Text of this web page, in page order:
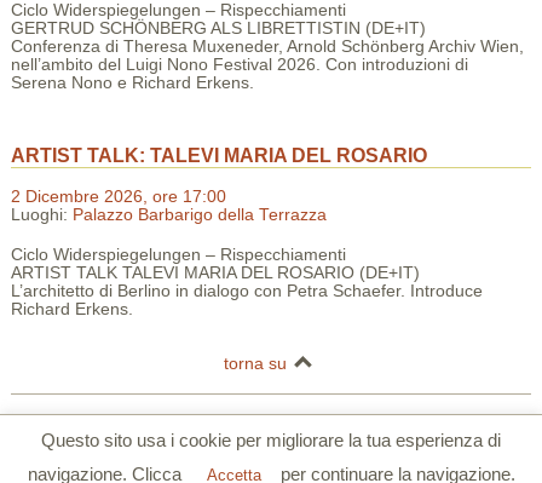
Ciclo Widerspiegelungen – Rispecchiamenti
GERTRUD SCHÖNBERG ALS LIBRETTISTIN (DE+IT)
Conferenza di Theresa Muxeneder, Arnold Schönberg Archiv Wien,
nell’ambito del Luigi Nono Festival 2026. Con introduzioni di
Serena Nono e Richard Erkens.
ARTIST TALK: TALEVI MARIA DEL ROSARIO
2 Dicembre 2026, ore 17:00
Luoghi: Palazzo Barbarigo della Terrazza
Ciclo Widerspiegelungen – Rispecchiamenti
ARTIST TALK TALEVI MARIA DEL ROSARIO (DE+IT)
L’architetto di Berlino in dialogo con Petra Schaefer. Introduce
Richard Erkens.
torna su
S.Polo 2765/a Calle Corner 30125 Venezia
Tel. 0039 041 5206355 | Fax. 0039 041 5206780 |www.dszv.it|Privacy
Questo sito usa i cookie per migliorare la tua esperienza di
navigazione. Clicca
Accetta per continuare la navigazione.